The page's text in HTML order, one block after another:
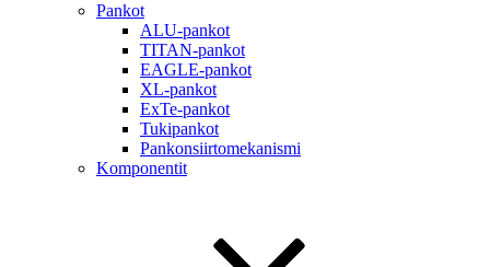
Pankot
ALU-pankot
TITAN-pankot
EAGLE-pankot
XL-pankot
ExTe-pankot
Tukipankot
Pankonsiirtomekanismi
Komponentit